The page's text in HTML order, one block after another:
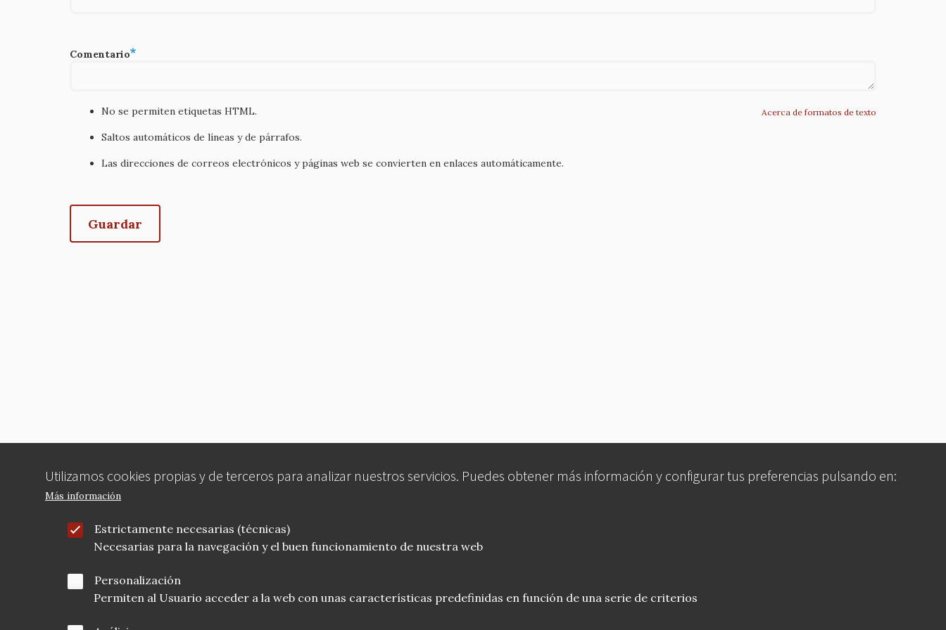
Utilizamos cookies propias y de terceros para analizar nuestros servicios. Puedes obtener más información y configurar tus preferencias pulsando en:
Más información
Estrictamente necesarias (técnicas)
Necesarias para la navegación y el buen funcionamiento de nuestra web
Personalización
Permiten al Usuario acceder a la web con unas características predefinidas en función de una serie de criterios
Comentario
Acerca de formatos de texto
No se permiten etiquetas HTML.
Saltos automáticos de líneas y de párrafos.
Las direcciones de correos electrónicos y páginas web se convierten en enlaces automáticamente.